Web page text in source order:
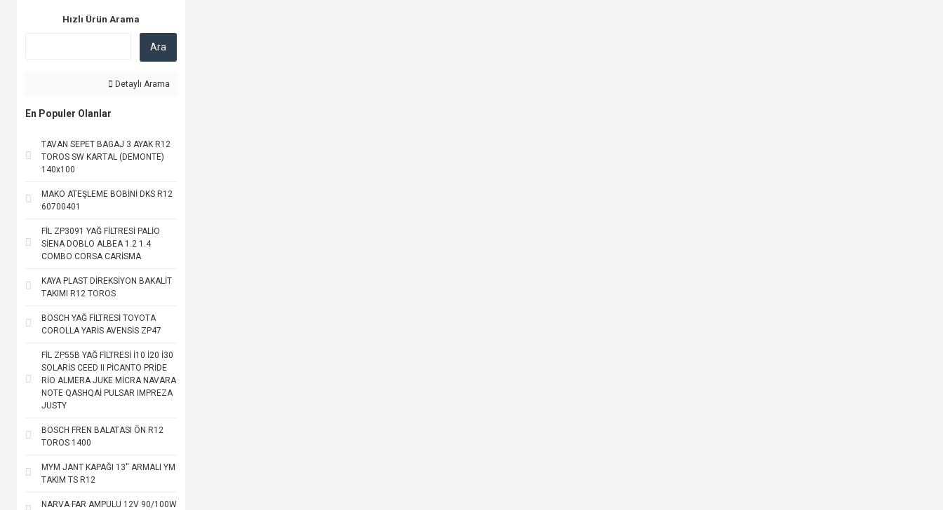
Hızlı Ürün Arama
Ara
Detaylı Arama
En Populer Olanlar
TAVAN SEPET BAGAJ 3 AYAK R12
TOROS SW KARTAL (DEMONTE)
140x100
MAKO ATEŞLEME BOBİNİ DKS R12
60700401
FİL ZP3091 YAĞ FİLTRESİ PALİO
SİENA DOBLO ALBEA 1.2 1.4
COMBO CORSA CARİSMA
KAYA PLAST DİREKSİYON BAKALİT
TAKIMI R12 TOROS
BOSCH YAĞ FİLTRESİ TOYOTA
COROLLA YARİS AVENSİS ZP47
FİL ZP55B YAĞ FİLTRESİ İ10 İ20 İ30
SOLARİS CEED II PİCANTO PRİDE
RİO ALMERA JUKE MİCRA NAVARA
NOTE QASHQAİ PULSAR IMPREZA
JUSTY
BOSCH FREN BALATASI ÖN R12
TOROS 1400
MYM JANT KAPAĞI 13'' ARMALI YM
TAKIM TS R12
NARVA FAR AMPULU 12V 90/100W